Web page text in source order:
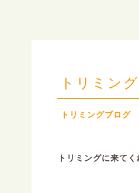
トリミン
トリミングブログ
トリミングに来て